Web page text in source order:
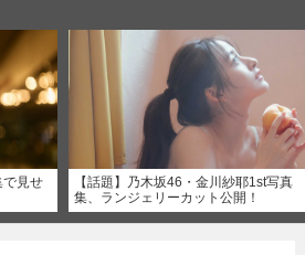
で見せ
【話題】乃木坂46・金川紗耶1st写真
集、ランジェリーカット公開！